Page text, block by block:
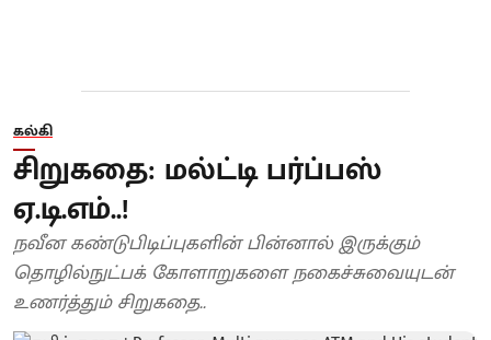
கல்கி
சிறுகதை: மல்ட்டி பர்ப்பஸ்
ஏ.டி.எம்..!
நவீன கண்டுபிடிப்புகளின் பின்னால் இருக்கும்
தொழில்நுட்பக் கோளாறுகளை நகைச்சுவையுடன்
உணர்த்தும் சிறுகதை..